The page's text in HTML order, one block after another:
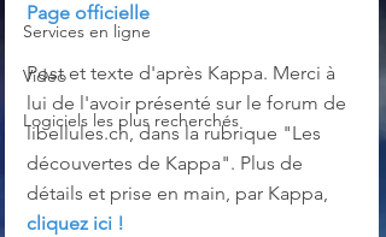
Services en ligne
Video
Logiciels les plus recherchés
Page officielle
Post et texte d'après Kappa. Merci à
lui de l'avoir présenté sur le forum de
libellules.ch, dans la rubrique "Les
découvertes de Kappa". Plus de
détails et prise en main, par Kappa,
cliquez ici !